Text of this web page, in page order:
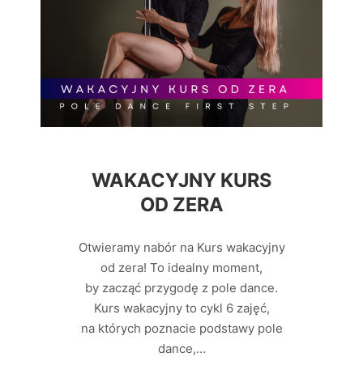
WAKACYJNY KURS
OD ZERA
Otwieramy nabór na Kurs wakacyjny
od zera! To idealny moment,
by zacząć przygodę z pole dance.
Kurs wakacyjny to cykl 6 zajęć,
na których poznacie podstawy pole
dance,…